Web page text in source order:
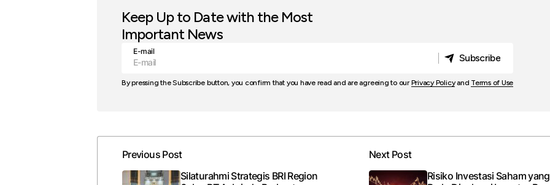
Keep Up to Date with the Most
Important News
E-mail
Subscribe
By pressing the Subscribe button, you confirm that you have read and are agreeing to ourPrivacy Policyand Terms of Use
Previous Post
Silaturahmi Strategis BRI Region
Next Post
Risiko Investasi Saham yang